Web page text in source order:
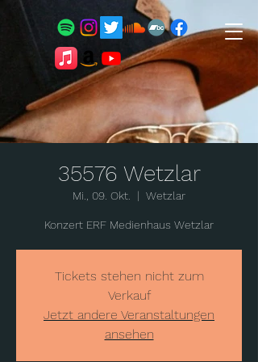
35576 Wetzlar
Mi., 09. Okt.
  |
Wetzlar
Konzert ERF Medienhaus Wetzlar
Tickets stehen nicht zum
Verkauf
Jetzt andere Veranstaltungen
ansehen